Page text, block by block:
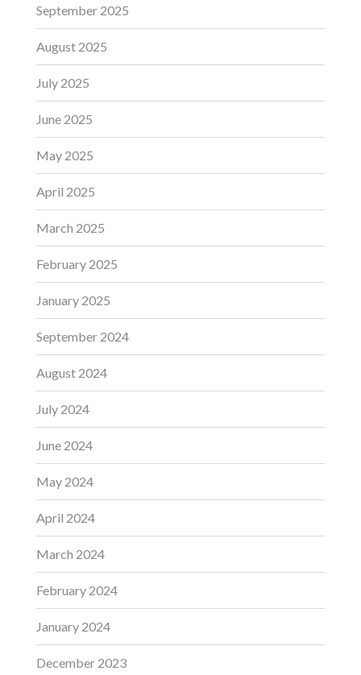
September 2025
August 2025
July 2025
June 2025
May 2025
April 2025
March 2025
February 2025
January 2025
September 2024
August 2024
July 2024
June 2024
May 2024
April 2024
March 2024
February 2024
January 2024
December 2023